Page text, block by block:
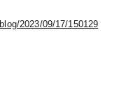
2023/09/17/150129